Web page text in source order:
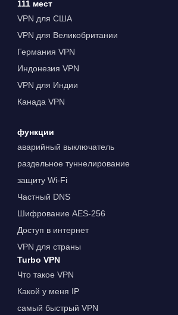
111 мест
VPN для США
VPN для Великобритании
Германия VPN
Индонезия VPN
VPN для Индии
Канада VPN
функции
аварийный выключатель
раздельное туннелирование
защиту Wi-Fi
Частный DNS
Шифрование AES-256
Доступ в интернет
VPN для страны
Turbo VPN
Что такое VPN
Какой у меня IP
самый быстрый VPN